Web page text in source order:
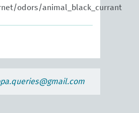
odors/animal_black_currant